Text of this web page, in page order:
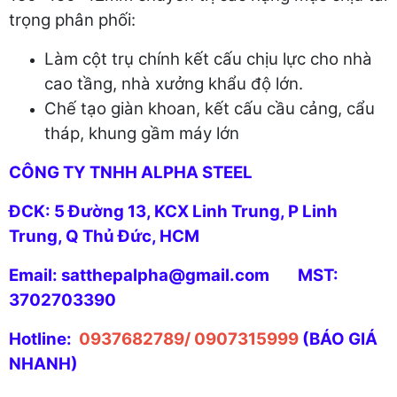
trọng phân phối:
Làm cột trụ chính kết cấu chịu lực cho nhà
cao tầng, nhà xưởng khẩu độ lớn.
Chế tạo giàn khoan, kết cấu cầu cảng, cẩu
tháp, khung gầm máy lớn
CÔNG TY TNHH ALPHA STEEL
ĐCK: 5 Đường 13, KCX Linh Trung, P Linh
Trung, Q Thủ Đức, HCM
Email: satthepalpha@gmail.com MST:
3702703390
Hotline: 0937682789/ 0907315999 (BÁO GIÁ
NHANH)